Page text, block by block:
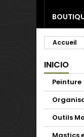
Accueil
INICIO
Peinture
Outils